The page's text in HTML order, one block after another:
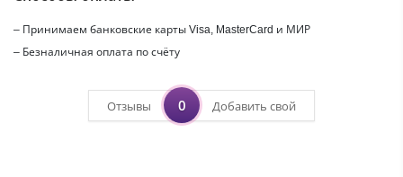
– Принимаем банковские карты Visa, MasterCard и МИР
– Безналичная оплата по счёту
Отзывы 0 Добавить свой